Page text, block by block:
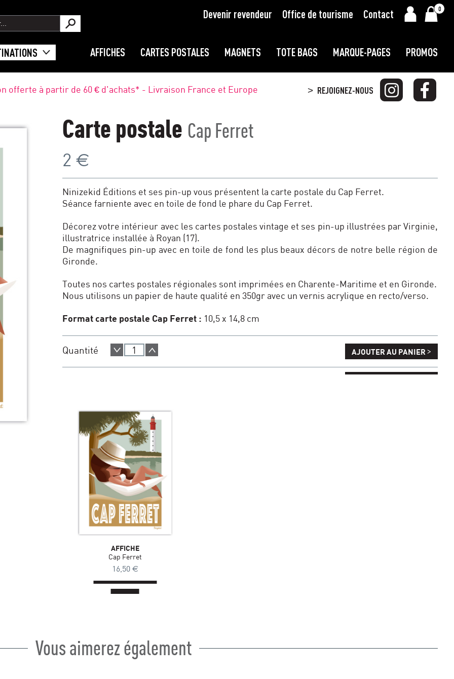
Devenir revendeur Office de tourisme Contact 0
AFFICHES CARTES POSTALES MAGNETS TOTE BAGS MARQUE-PAGES PROMOS
> REJOIGNEZ-NOUS
offerte à partir de 60 € d'achats* - Livraison France et Europe
Carte postale Cap Ferret
2 €
Ninizekid Éditions et ses pin-up vous présentent la carte postale du Cap Ferret.
Séance farniente avec en toile de fond le phare du Cap Ferret.
Décorez votre intérieur avec les cartes postales vintage et ses pin-up illustrées par Virginie,
illustratrice installée à Royan (17).
De magnifiques pin-up avec en toile de fond les plus beaux décors de notre belle région de
Gironde.
Toutes nos cartes postales régionales sont imprimées en Charente-Maritime et en Gironde.
Nous utilisons un papier de haute qualité en 350gr avec un vernis acrylique en recto/verso.
Format carte postale Cap Ferret : 10,5 x 14,8 cm
Quantité AJOUTER AU PANIER >
AFFICHE
Cap Ferret
16,50 €
Vous aimerez également